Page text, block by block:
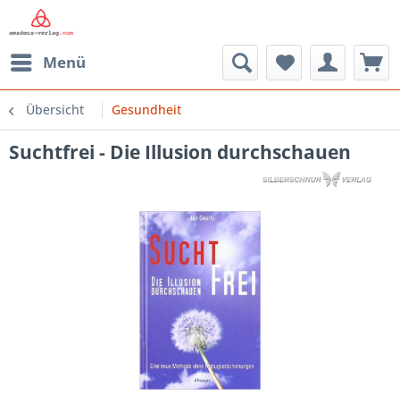
Menü
Übersicht Gesundheit
Suchtfrei - Die Illusion durchschauen